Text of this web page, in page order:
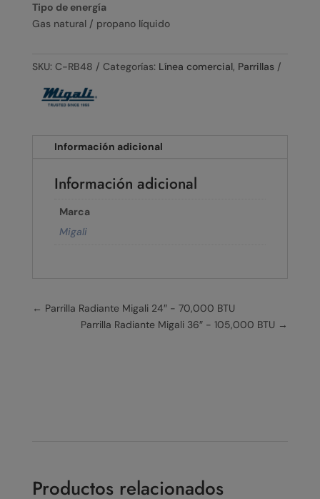
Tipo de energía
Gas natural / propano líquido
SKU: C-RB48 Categorías: Línea comercial, Parrillas
Información adicional
Información adicional
Marca
Migali
← Parrilla Radiante Migali 24″ - 70,000 BTU
Parrilla Radiante Migali 36″ - 105,000 BTU →
Productos relacionados